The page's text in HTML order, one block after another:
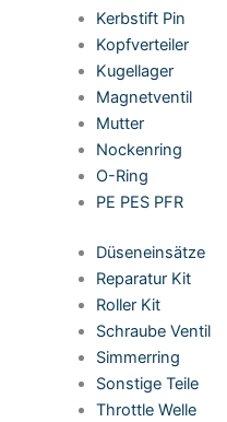
Kerbstift Pin
Kopfverteiler
Kugellager
Magnetventil
Mutter
Nockenring
O-Ring
PE PES PFR
Düseneinsätze
Reparatur Kit
Roller Kit
Schraube Ventil
Simmerring
Sonstige Teile
Throttle Welle